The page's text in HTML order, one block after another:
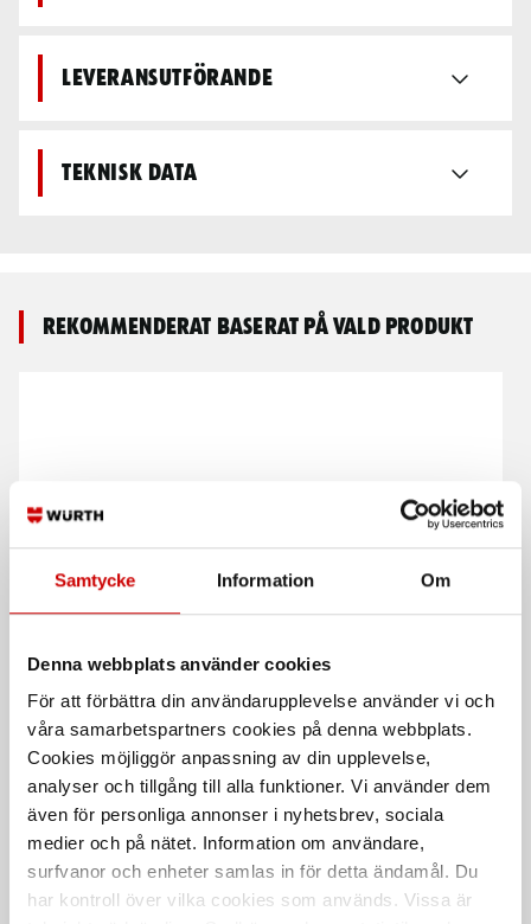
Samtycke Information Om
Denna webbplats använder cookies
För att förbättra din användarupplevelse använder vi och
våra samarbetspartners cookies på denna webbplats.
Cookies möjliggör anpassning av din upplevelse,
analyser och tillgång till alla funktioner. Vi använder dem
även för personliga annonser i nyhetsbrev, sociala
medier och på nätet. Information om användare,
surfvanor och enheter samlas in för detta ändamål. Du
har kontroll över vilka cookies som används. Vissa är
Leveransutförande
Teknisk data
Rekommenderat baserat på vald produkt
Blodstoppare Cederroth
4-in-1 1910
4-in-1 1911 Mini
Sårtvättare Salvequick 20
Sårtvättare Salvequick 40